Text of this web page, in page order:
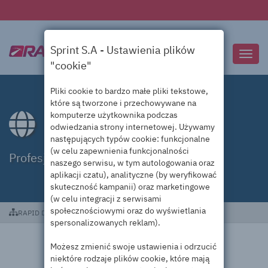
Domeny .gift
Profesjonalna obsługa domen .gift
RAPID DC Domeny .gift
Sprint S.A - Ustawienia plików
"cookie"
Pliki cookie to bardzo małe pliki tekstowe,
które są tworzone i przechowywane na
komputerze użytkownika podczas
odwiedzania strony internetowej. Używamy
następujących typów cookie: funkcjonalne
(w celu zapewnienia funkcjonalności
naszego serwisu, w tym autologowania oraz
aplikacji czatu), analityczne (by weryfikować
skuteczność kampanii) oraz marketingowe
(w celu integracji z serwisami
społecznościowymi oraz do wyświetlania
spersonalizowanych reklam).
Możesz zmienić swoje ustawienia i odrzucić
niektóre rodzaje plików cookie, które mają